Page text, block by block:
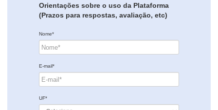
Orientações sobre o uso da Plataforma
(Prazos para respostas, avaliação, etc)
Nome*
E-mail*
UF*